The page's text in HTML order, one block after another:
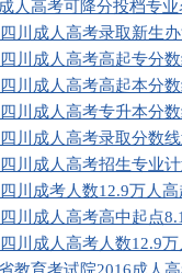
人高考可降分投档专业
川成人高考录取新生
川成人高考高起专分
川成人高考高起本分
川成人高考专升本分
川成人高考录取分数
川成人高考招生专业
川成考人数12.9万人高
川成人高考高中起点
川成人高考人数12.9